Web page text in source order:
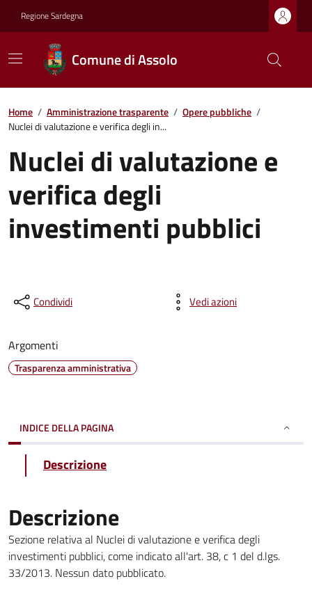
Regione Sardegna
Comune di Assolo
Home / Amministrazione trasparente / Opere pubbliche /
Nuclei di valutazione e verifica degli in...
Nuclei di valutazione e
verifica degli
investimenti pubblici
Condividi Vedi azioni
Argomenti
Trasparenza amministrativa
INDICE DELLA PAGINA
Descrizione
Descrizione
Sezione relativa al Nuclei di valutazione e verifica degli
investimenti pubblici, come indicato all'art. 38, c 1 del d.lgs.
33/2013. Nessun dato pubblicato.